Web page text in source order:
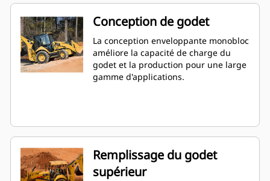
Conception de godet
La conception enveloppante monobloc
améliore la capacité de charge du
godet et la production pour une large
gamme d'applications.
Remplissage du godet
supérieur